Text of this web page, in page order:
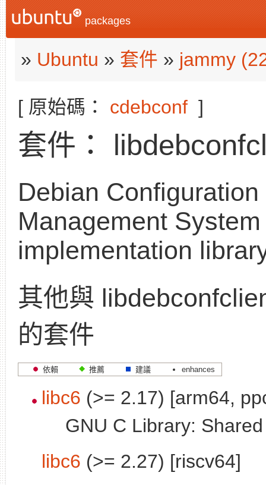
packages
» Ubuntu » 套件 » jammy
[ 原始碼： cdebconf ]
套件：
Debian Configuration
Management
implementation
其他與
的套件
依賴 推薦 建議 enhances
libc6 (>= 2.17) [arm64,
GNU C Library:
libc6 (>= 2.27) [riscv64]